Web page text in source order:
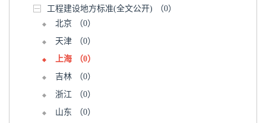
工程建设地方标准(全文公开)
（0）
北京
（0）
天津
（0）
上海
（0）
吉林
（0）
浙江
（0）
山东
（0）